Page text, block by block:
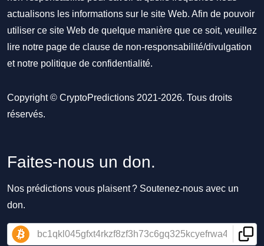
actualisons les informations sur le site Web. Afin de pouvoir
utiliser ce site Web de quelque manière que ce soit, veuillez
lire notre page de clause de non-responsabilité/divulgation
et notre politique de confidentialité.
Copyright © CryptoPredictions 2021-2026. Tous droits
réservés.
Faites-nous un don.
Nos prédictions vous plaisent ? Soutenez-nous avec un
don.